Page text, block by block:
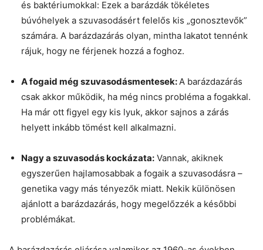
és baktériumokkal: Ezek a barázdák tökéletes
búvóhelyek a szuvasodásért felelős kis „gonosztevők”
számára. A barázdazárás olyan, mintha lakatot tennénk
rájuk, hogy ne férjenek hozzá a foghoz.
A fogaid még szuvasodásmentesek:A barázdazárás
csak akkor működik, ha még nincs probléma a fogakkal.
Ha már ott figyel egy kis lyuk, akkor sajnos a zárás
helyett inkább tömést kell alkalmazni.
Nagy a szuvasodás kockázata: Vannak, akiknek
egyszerűen hajlamosabbak a fogaik a szuvasodásra –
genetika vagy más tényezők miatt. Nekik különösen
ajánlott a barázdazárás, hogy megelőzzék a későbbi
problémákat.